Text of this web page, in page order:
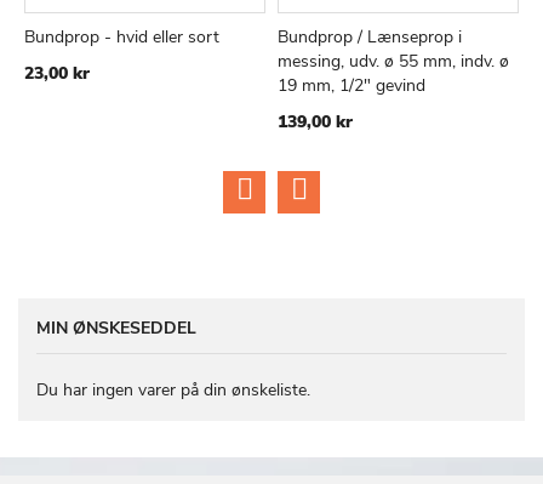
SAMMENLIGN
Bundprop - hvid eller sort
23,00 kr
Læg i kurv
TILFØJ
TIL
Bundprop / Lænseprop i
messing, udv. ø 55 mm, indv. ø
19 mm, 1/2" gevind
139,00 kr
MIN ØNSKESEDDEL
Du har ingen varer på din ønskeliste.